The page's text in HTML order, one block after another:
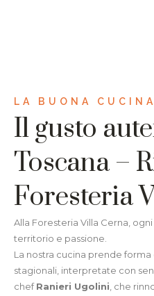
LA BUONA
Il gusto
Toscana –
Foresteria
Alla Foresteria Villa Cerna,
territorio e passione.
La nostra cucina prende
stagionali, interpretate con
chefRanieri Ugolini , che